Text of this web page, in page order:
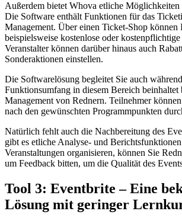
Außerdem bietet Whova etliche Möglichkeiten
Die Software enthält Funktionen für das
Management. Über einen Ticket-Shop können
beispielsweise kostenlose oder
Veranstalter können darüber hinaus auch
Sonderaktionen einstellen.
Die Softwarelösung begleitet Sie auch
Funktionsumfang in diesem Bereich beinhaltet
Management von Rednern. Teilnehmer
nach den gewünschten Programmpunkten
Natürlich fehlt auch die Nachbereitung des
gibt es etliche Analyse- und
Veranstaltungen organisieren, können Sie
um Feedback bitten, um die Qualität des
Tool 3: Eventbrite – Eine
Lösung mit geringer